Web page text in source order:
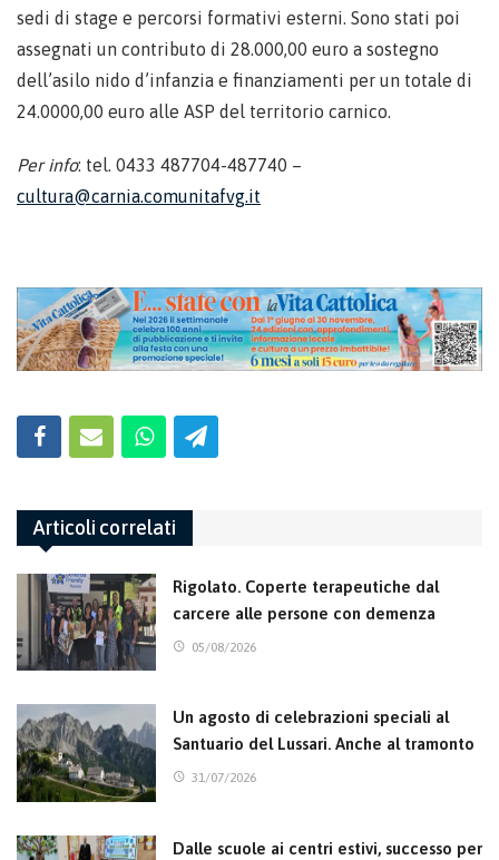
sedi di stage e percorsi formativi esterni. Sono stati poi
assegnati un contributo di 28.000,00 euro a sostegno
dell’asilo nido d’infanzia e finanziamenti per un totale di
24.0000,00 euro alle ASP del territorio carnico.
Per info: tel. 0433 487704-487740 –
cultura@carnia.comunitafvg.it
Articoli correlati
Rigolato. Coperte terapeutiche dal
carcere alle persone con demenza
05/08/2026
Un agosto di celebrazioni speciali al
Santuario del Lussari. Anche al tramonto
31/07/2026
Dalle scuole ai centri estivi, successo per